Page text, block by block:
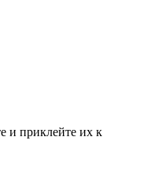
и приклейте их к